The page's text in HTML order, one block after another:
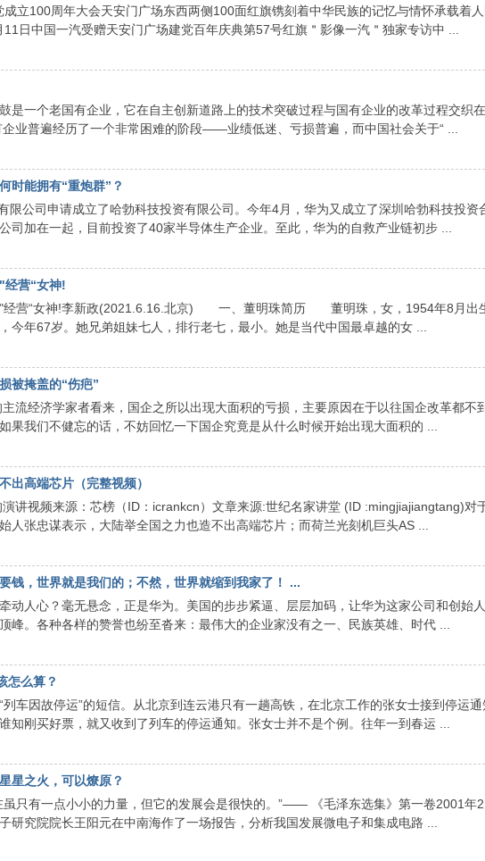
立100周年大会天安门广场东西两侧100面红旗镌刻着中华民族的记忆与情怀承载着
日中国一汽受赠天安门广场建党百年庆典第57号红旗＂影像一汽＂独家专访中 ...
是一个老国有企业，它在自主创新道路上的技术突破过程与国有企业的改革过程交织
业普遍经历了一个非常困难的阶段——业绩低迷、亏损普遍，而中国社会关于“ ...
时能拥有“重炮群”？
限公司申请成立了哈勃科技投资有限公司。今年4月，华为又成立了深圳哈勃科技投资
司加在一起，目前投资了40家半导体生产企业。至此，华为的自救产业链初步 ...
营“女神!
营“女神!李新政(2021.6.16.北京) 一、董明珠简历 董明珠，女，1954年8月出
今年67岁。她兄弟姐妹七人，排行老七，最小。她是当代中国最卓越的女 ...
被掩盖的“伤疤”
主流经济学家者看来，国企之所以出现大面积的亏损，主要原因在于以往国企改革都不
果我们不健忘的话，不妨回忆一下国企究竟是从什么时候开始出现大面积的 ...
出高端芯片（完整视频）
讲视频来源：芯榜（ID：icrankcn）文章来源:世纪名家讲堂 (ID :mingjiajiangtang)对
人张忠谋表示，大陆举全国之力也造不出高端芯片；而荷兰光刻机巨头AS ...
钱，世界就是我们的；不然，世界就缩到我家了！ ...
动人心？毫无悬念，正是华为。美国的步步紧逼、层层加码，让华为这家公司和创始
峰。各种各样的赞誉也纷至沓来：最伟大的企业家没有之一、民族英雄、时代 ...
怎么算？
车因故停运”的短信。从北京到连云港只有一趟高铁，在北京工作的张女士接到停运通
知刚买好票，就又收到了列车的停运通知。张女士并不是个例。往年一到春运 ...
星之火，可以燎原？
虽只有一点小小的力量，但它的发展会是很快的。”—— 《毛泽东选集》第一卷2001年
研究院院长王阳元在中南海作了一场报告，分析我国发展微电子和集成电路 ...